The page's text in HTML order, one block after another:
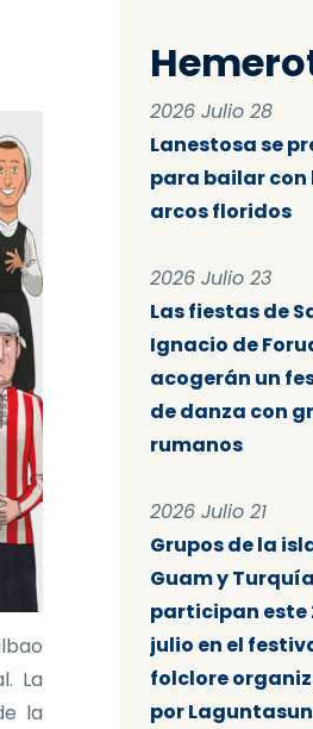
La
la
2026 Julio 28
Lanestosa se
para bailar con
arcos floridos
2026 Julio 23
Las fiestas de
Ignacio de
acogerán un
de danza con
rumanos
2026 Julio 21
Grupos de la
Guam y Turquía
participan este
julio en el
folclore
por